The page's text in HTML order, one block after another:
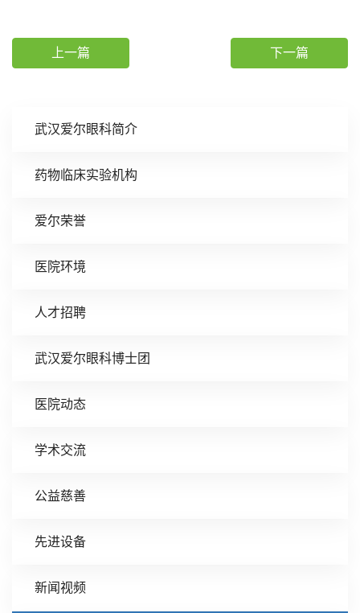
武汉爱尔眼科简介
药物临床实验机构
爱尔荣誉
医院环境
人才招聘
武汉爱尔眼科博士团
医院动态
学术交流
公益慈善
先进设备
新闻视频
上一篇 下一篇